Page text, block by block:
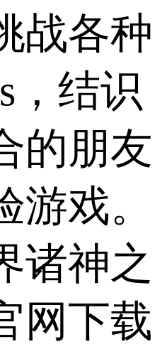
战各种
，结识
的朋友
游戏。
诸神之
网下载